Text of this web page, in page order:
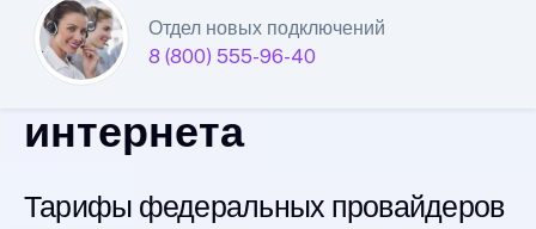
Отдел новых подключений
8 (800) 555-96-40
Единой Системы
Подключений
интернета
Тарифы федеральных провайдеров